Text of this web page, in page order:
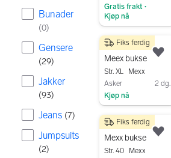
Bunader
(0)
Gensere
(29)
Jakker
(93)
Jeans (7)
Jumpsuits
(2)
Gratis frakt •
Kjøp nå
300 kr
Meex bukse
Str. XL
Mexx
Asker
2 dg.
Kjøp nå
Fiks ferdig
50 kr
Mexx bukse
Str. 40
Mexx
Fiks ferdig